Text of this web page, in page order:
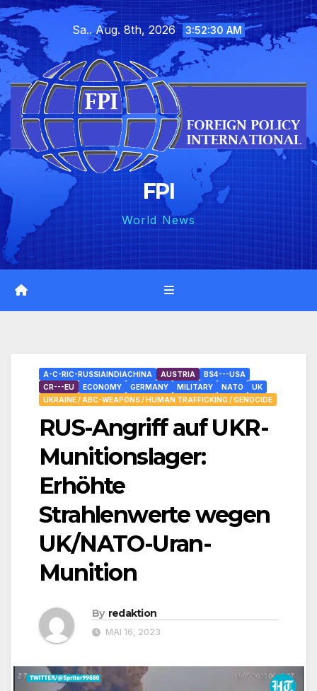
Skip
to
content
Sa.. Aug. 8th, 2026 3:52:31 AM
FPI
World News
A-C-RIC-RUSSIAINDIACHINA AUSTRIA
BS4---USA
CR---EU
ECONOMY GERMANY MILITARY NATO
UK
UKRAINE / ABC-WEAPONS / HUMAN TRAFFICKING / GENOCIDE
RUS-Angriff auf UKR-
Munitionslager:
Erhöhte
Strahlenwerte wegen
UK/NATO-Uran-
Munition
By redaktion
MAI 16, 2023